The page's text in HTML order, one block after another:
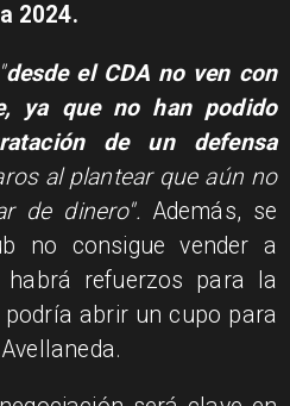
2024.
"desde el CDA no ven con
ya que no han podido
de un defensa
al plantear que aún no
de dinero". Además, se
no consigue vender a
refuerzos para la
abrir un cupo para